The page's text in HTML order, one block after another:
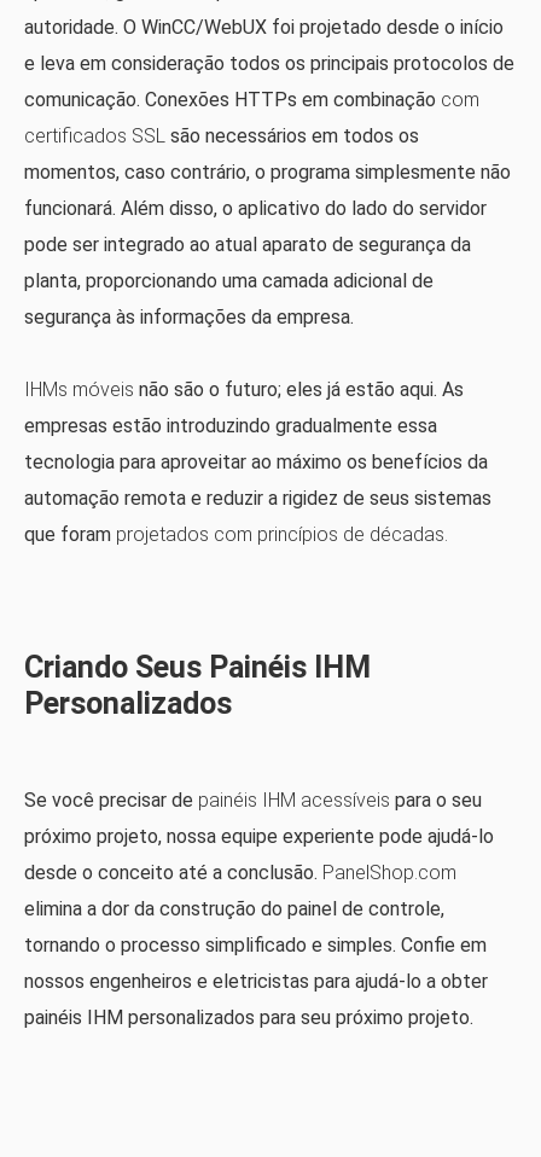
autoridade. O WinCC/WebUX foi projetado desde o início
e leva em consideração todos os principais protocolos de
comunicação. Conexões HTTPs em combinação com
certificados SSL são necessários em todos os
momentos, caso contrário, o programa simplesmente não
funcionará. Além disso, o aplicativo do lado do servidor
pode ser integrado ao atual aparato de segurança da
planta, proporcionando uma camada adicional de
segurança às informações da empresa.
IHMs móveis não são o futuro; eles já estão aqui. As
empresas estão introduzindo gradualmente essa
tecnologia para aproveitar ao máximo os benefícios da
automação remota e reduzir a rigidez de seus sistemas
que foram projetados com princípios de décadas.
Criando Seus Painéis IHM
Personalizados
Se você precisar de painéis IHM acessíveis para o seu
próximo projeto, nossa equipe experiente pode ajudá-lo
desde o conceito até a conclusão. PanelShop.com
elimina a dor da construção do painel de controle,
tornando o processo simplificado e simples. Confie em
nossos engenheiros e eletricistas para ajudá-lo a obter
painéis IHM personalizados para seu próximo projeto.